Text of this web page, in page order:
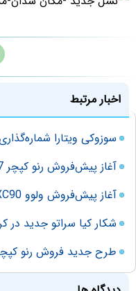
اخبار مرتبط
سوزوکی ویتارا
آغاز پیش‌فروش رنو کپچر 2017 برای اولین‌بار در ایران + شرایط
آغاز پیش‌فروش ولوو XC90 مدل 2017 برای اولین در ایران
شکار کیا سراتو جدید در
طرح جدید فروش رنو کپچر 2017 در ایران -